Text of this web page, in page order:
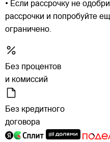
• Если рассрочку не
рассрочки и попробуйте
ограничено.
Без процентов
и комиссий
Без кредитного
договора